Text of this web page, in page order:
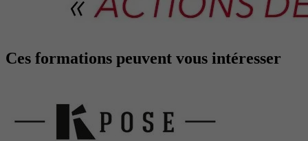
Ces formations peuvent vous intéresser